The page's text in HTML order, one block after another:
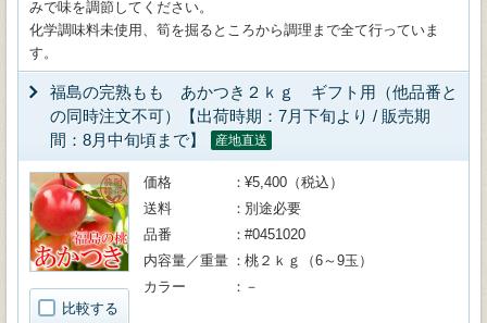
みで味を調節してください。
化学調味料未使用、筍を掘るところから調理まで全て行っていま
す。
福島の完熟もも あかつき２ｋｇ ギフト用（他品番と
の同時注文不可）【出荷時期：7月下旬より / 販売期
間：8月中旬頃まで】
産地直送
比較する
価格
¥5,400（税込）
送料
別途必要
品番
#0451020
内容量／重量
桃２ｋｇ（6～9玉）
カラー
－